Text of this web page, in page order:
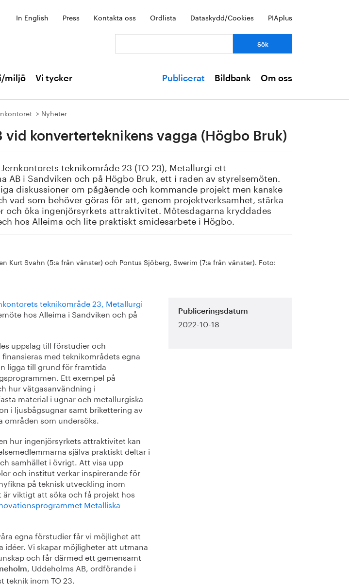
In English Press Kontakta oss Ordlista Dataskydd/Cookies PIAplus
miljö Vi tycker Publicerat Bildbank Om oss
Nyheter
vid konverterteknikens vagga (Högbo Bruk)
teknikområde 23 (TO 23), Metallurgi ett
AB i Sandviken och på Högbo Bruk, ett i raden av styrelsemöten.
diskussioner om pågående och kommande projekt men kanske
vad som behöver göras för att, genom projektverksamhet, stärka
och öka ingenjörsyrkets attraktivitet. Mötesdagarna kryddades
hos Alleima och lite praktiskt smidesarbete i Högbo.
Kurt Svahn (5:a från vänster) och Pontus Sjöberg, Swerim (7:a från vänster). Foto:
teknikområde 23, Metallurgi
hos Alleima i Sandviken och på
uppslag till förstudier och
med teknikområdets egna
ligga till grund för framtida
Ett exempel på
hur vätgasanvändning i
material i ugnar och metallurgiska
i ljusbågsugnar samt brikettering av
områden som undersöks.
hur ingenjörsyrkets attraktivitet kan
själva praktiskt deltar i
samhället i övrigt. Att visa upp
och institut verkar inspirerande för
på teknisk utveckling inom
viktigt att söka och få projekt hos
Metalliska
egna förstudier får vi möjlighet att
idéer. Vi skapar möjligheter att utmana
och får därmed ett gemensamt
, Uddeholms AB, ordförande i
teknik inom TO 23.
Publiceringsdatum
2022-10-18